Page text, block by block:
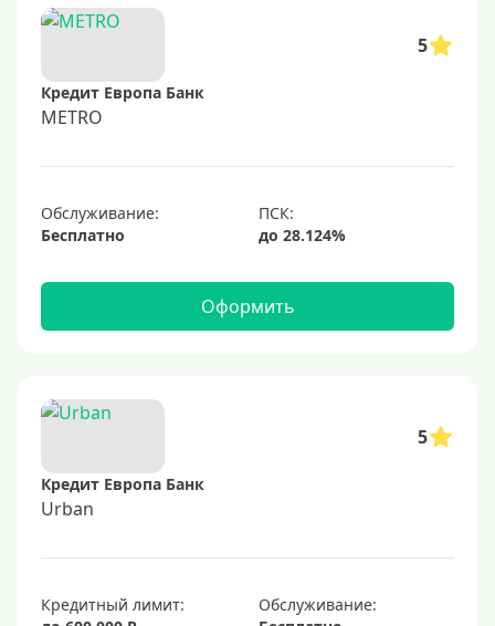
500000 руб
600000 руб
700000 руб
С большим лимитом
Безлимитные
UnionPay
Мир
Золотые
5
Кредит Европа Банк
METRO
Обслуживание:
Бесплатно
Оформить
5
Кредит Европа Банк
Urban
Кредитный лимит:
Обслуживание: